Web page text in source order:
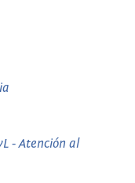
- Atención al